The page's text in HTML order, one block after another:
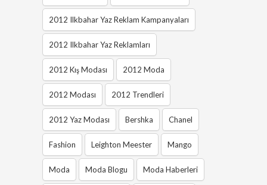
2012 Ilkbahar Yaz Reklam Kampanyaları
2012 Ilkbahar Yaz Reklamları
2012 Kış Modası 2012 Moda
2012 Modası 2012 Trendleri
2012 Yaz Modası Bershka Chanel
Fashion Leighton Meester Mango
Moda Moda Blogu Moda Haberleri